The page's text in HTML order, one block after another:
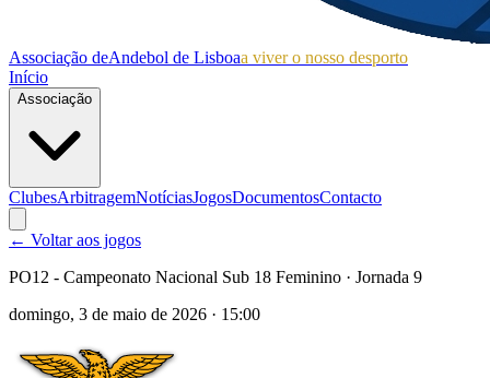
Associação deAndebol de Lisboaa viver o nosso desporto
Início
Associação
ClubesArbitragemNotíciasJogosDocumentosContacto
← Voltar aos jogos
PO12 - Campeonato Nacional Sub 18 Feminino · Jornada 9
domingo, 3 de maio de 2026 · 15:00